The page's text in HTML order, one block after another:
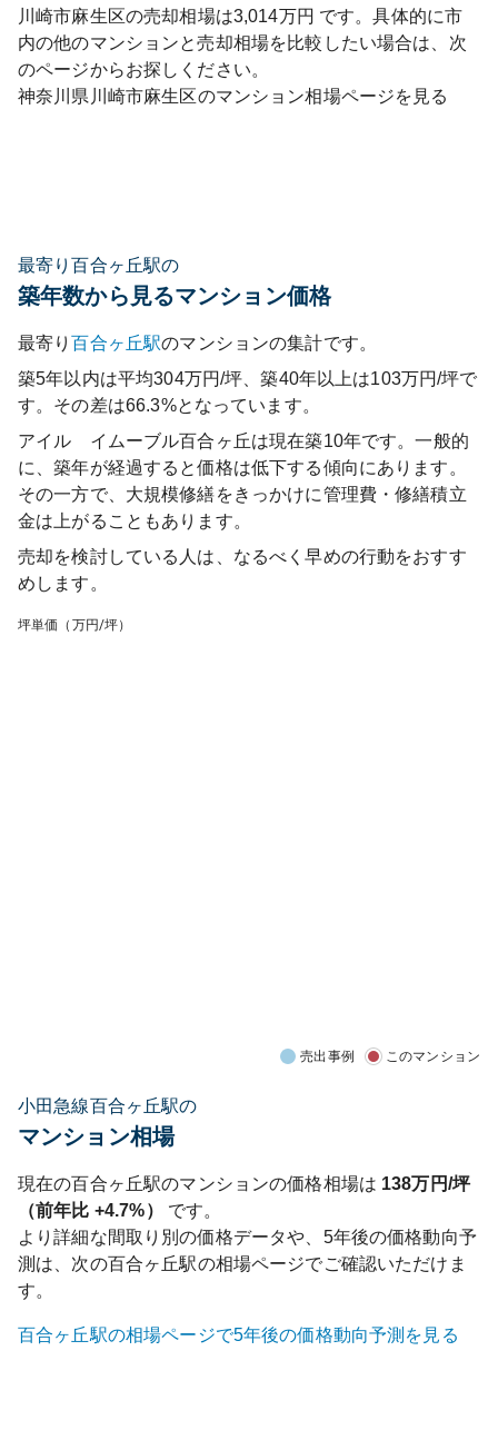
川崎市麻生区の売却相場は3,014万円 です。具体的に市
内の他のマンションと売却相場を比較したい場合は、次
のページからお探しください。
神奈川県 川崎市麻生区のマンション相場ページを見る
最寄り百合ヶ丘駅の
築年数から見るマンション価格
最寄り百合ヶ丘駅のマンションの集計です。
築5年以内は平均304万円/坪、築40年以上は103万円/坪で
す。その差は66.3%となっています。
アイル イムーブル百合ヶ丘は現在築10年です。一般的
に、築年が経過すると価格は低下する傾向にあります。
その一方で、大規模修繕をきっかけに管理費・修繕積立
金は上がることもあります。
売却を検討している人は、なるべく早めの行動をおすす
めします。
坪単価（万円/坪）
売出事例 このマンション
小田急線百合ヶ丘駅の
マンション相場
現在の百合ヶ丘駅のマンションの価格相場は 138万円/坪
（前年比 +4.7%）
です。
より詳細な間取り別の価格データや、5年後の価格動向予
測は、次の百合ヶ丘駅の相場ページでご確認いただけま
す。
百合ヶ丘駅の相場ページで5年後の価格動向予測を見る